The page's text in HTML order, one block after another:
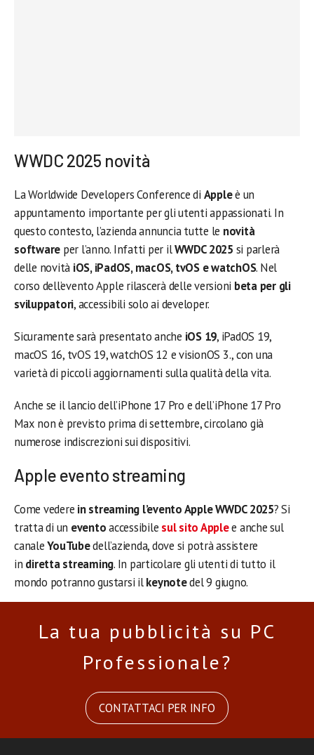
WWDC 2025 novità
La Worldwide Developers Conference di Appleè un
appuntamento importante per gli utenti appassionati. In
questo contesto, l’azienda annuncia tutte le novità
software per l’anno. Infatti per ilWWDC 2025 si parlerà
delle novità iOS, iPadOS, macOS, tvOS e watchOS. Nel
corso dell’evento Apple rilascerà delle versioni beta per gli
sviluppatori, accessibili solo ai developer.
Sicuramente sarà presentato anche iOS 19, iPadOS 19,
macOS 16, tvOS 19, watchOS 12 e visionOS 3., con una
varietà di piccoli aggiornamenti sulla qualità della vita.
Anche se il lancio dell’iPhone 17 Pro e dell’iPhone 17 Pro
Max non è previsto prima di settembre, circolano già
numerose indiscrezioni sui dispositivi.
Apple evento streaming
Come vedere in streaming l’evento Apple WWDC 2025? Si
tratta di un eventoaccessibile sul sitoApplee anche sul
canaleYouTubedell’azienda, dove si potrà assistere
in diretta streaming. In particolare gli utenti di tutto il
mondo potranno gustarsi ilkeynotedel 9 giugno.
La tua pubblicità su PC
Professionale?
CONTATTACI PER INFO